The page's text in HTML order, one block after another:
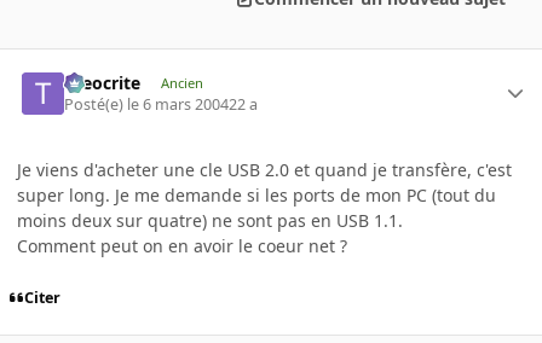
theocrite Ancien
Posté(e) le 6 mars 200422 a
Je viens d'acheter une cle USB 2.0 et quand je transfère, c'est
super long. Je me demande si les ports de mon PC (tout du
moins deux sur quatre) ne sont pas en USB 1.1.
Comment peut on en avoir le coeur net ?
Citer